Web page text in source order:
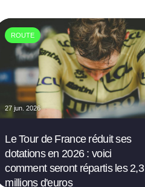
ROUTE
27 jun. 2026
Le Tour de France réduit ses
dotations en 2026 : voici
comment seront répartis les 2,3
millions d'euros